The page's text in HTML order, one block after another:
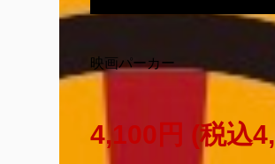
映画パーカー
4,100円 (税込